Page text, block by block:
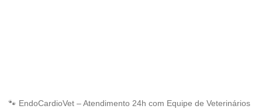
🐾 EndoCardioVet – Atendimento 24h com Equipe de Veterinários